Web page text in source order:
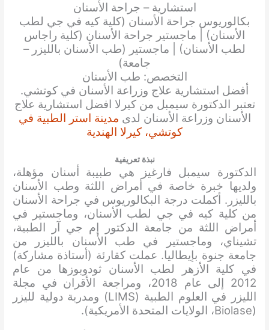
استشارية – جراحة الأسنان
بكالوريوس جراحة الأسنان (كلية كيه في جي لطب
الأسنان) | ماجستير جراحة الأسنان (كلية راجاس
لطب الأسنان) | ماجستير (طب الأسنان بالليزر –
جامعة)
التخصص: طب الأسنان
أفضل استشارية علاج وزراعة الأسنان في كوتشي.
تعتبر الدكتورة سيمبل من كيرلا افضل استشارية علاج
الأسنان وزراعة الأسنان لدى مدينة استر الطبية في
كوتشي، كيرلا الهندية
نبذة تعريفية
الدكتورة سيمبل فارغيز هي طبيبة أسنان مؤهلة،
ولديها خبرة خاصة في أمراض اللثة وطب الأسنان
بالليزر. أكملت درجة البكالوريوس في جراحة الأسنان
من كلية كيه في جي لطب الأسنان، وماجستير في
أمراض اللثة من جامعة الدكتور إم جي آر الطبية،
تشيناي، وماجستير في طب الأسنان بالليزر من
جامعة جنوة بإيطاليا. عملت كقارئة (أستاذة مشاركة)
في كلية الأزهر لطب الأسنان ثودوبوزها من عام
2012 إلى عام 2018، ومراجعة الأقران في مجلة
الليزر في العلوم الطبية (LIMS) ومدربة دولية لليزر
(Biolase، الولايات المتحدة الأمريكية).